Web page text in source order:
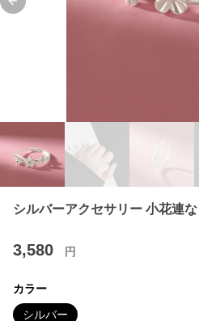
Previous slide
シルバーアクセサリー 小花連
3,580 円
カラー
シルバー